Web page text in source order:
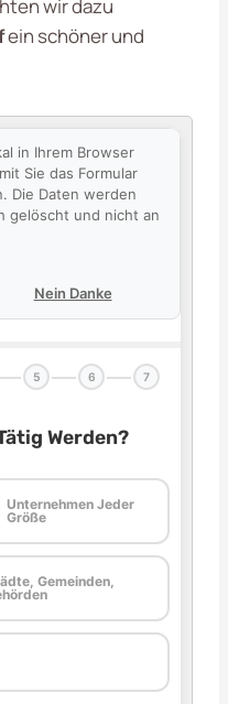
wir dazu
ein schöner und
in Ihrem Browser
Sie das Formular
Die Daten werden
gelöscht und nicht an
Nein Danke
5 6 7
Werden?
Unternehmen Jeder
Größe
Gemeinden,